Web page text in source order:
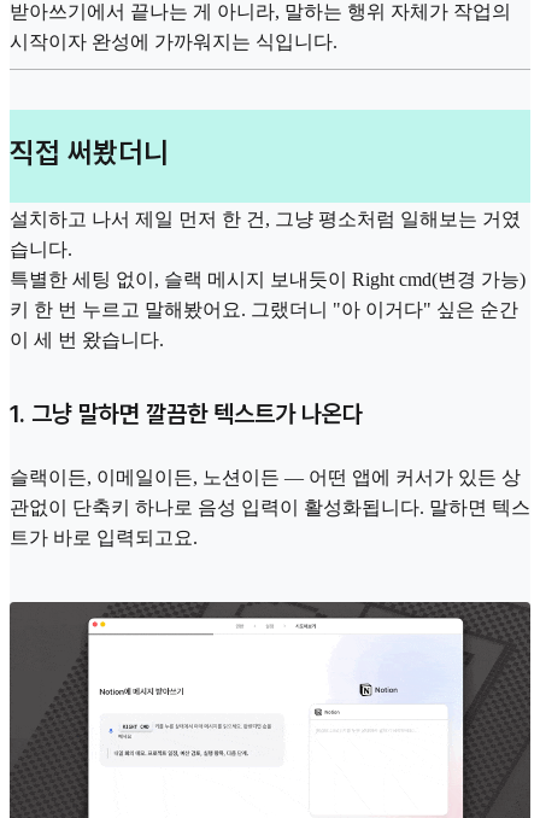
받아쓰기에서 끝나는 게 아니라, 말하는 행위 자체가 작업의
시작이자 완성에 가까워지는 식입니다.
직접 써봤더니
설치하고 나서 제일 먼저 한 건, 그냥 평소처럼 일해보는 거였
습니다.
특별한 세팅 없이, 슬랙 메시지 보내듯이 Right cmd(변경 가능)
키 한 번 누르고 말해봤어요. 그랬더니 "아 이거다" 싶은 순간
이 세 번 왔습니다.
1. 그냥 말하면 깔끔한 텍스트가 나온다
슬랙이든, 이메일이든, 노션이든 — 어떤 앱에 커서가 있든 상
관없이 단축키 하나로 음성 입력이 활성화됩니다. 말하면 텍스
트가 바로 입력되고요.